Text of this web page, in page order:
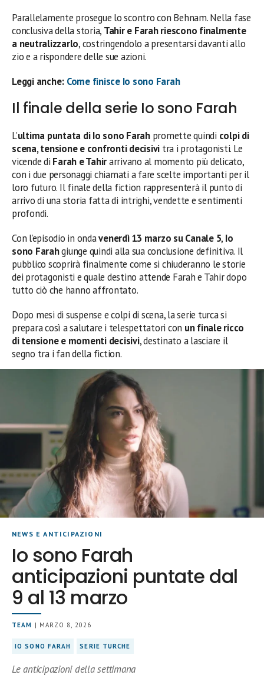
Parallelamente prosegue lo scontro con Behnam. Nella fase
conclusiva della storia, Tahir e Farah riescono finalmente
a neutralizzarlo, costringendolo a presentarsi davanti allo
zio e a rispondere delle sue azioni.
Leggi anche: Come finisce Io sono Farah
Il finale della serie Io sono Farah
L’ultima puntata di Io sono Farahpromette quindi colpi di
scena, tensione e confronti decisivi tra i protagonisti. Le
vicende di Farah e Tahirarrivano al momento più delicato,
con i due personaggi chiamati a fare scelte importanti per il
loro futuro. Il finale della fiction rappresenterà il punto di
arrivo di una storia fatta di intrighi, vendette e sentimenti
profondi.
Con l’episodio in ondavenerdì 13 marzo su Canale 5, Io
sono Farahgiunge quindi alla sua conclusione definitiva. Il
pubblico scoprirà finalmente come si chiuderanno le storie
dei protagonisti e quale destino attende Farah e Tahir dopo
tutto ciò che hanno affrontato.
Dopo mesi di suspense e colpi di scena, la serie turca si
prepara così a salutare i telespettatori con un finale ricco
di tensione e momenti decisivi, destinato a lasciare il
segno tra i fan della fiction.
NEWS E ANTICIPAZIONI
Io sono Farah
anticipazioni puntate dal
9 al 13 marzo
TEAM | MARZO 8, 2026
IO SONO FARAH SERIE TURCHE
Le anticipazioni della settimana